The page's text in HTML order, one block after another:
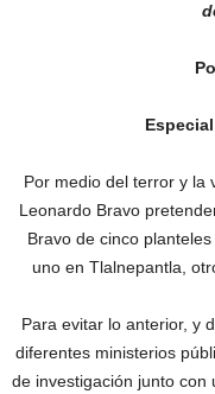
Por medio del terror y la
Leonardo Bravo
Bravo de cinco
uno en Tlalnepantla,
Para evitar lo anterior, y
diferentes ministerios
de investigación junto